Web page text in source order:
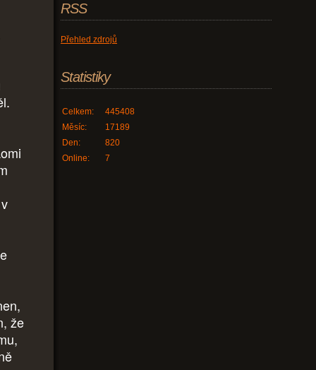
že
RSS
Přehled zdrojů
Statistiky
Online: 7
Celkem:
445408
Měsíc:
17189
Den:
820